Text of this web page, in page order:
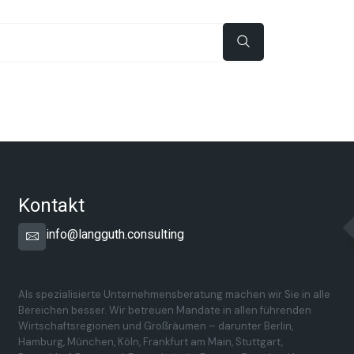
Kontakt
info@langguth.consulting
Als spezialisierte Unternehmensberatung machen wir Sie in alle
Bereichen besser. Wir betreuen Mandate in allen führenden
Wirtschaftsregionen und Großräumen – darunter Berlin,
Hamburg, München, Köln, Frankfurt am Main, Stuttgart,